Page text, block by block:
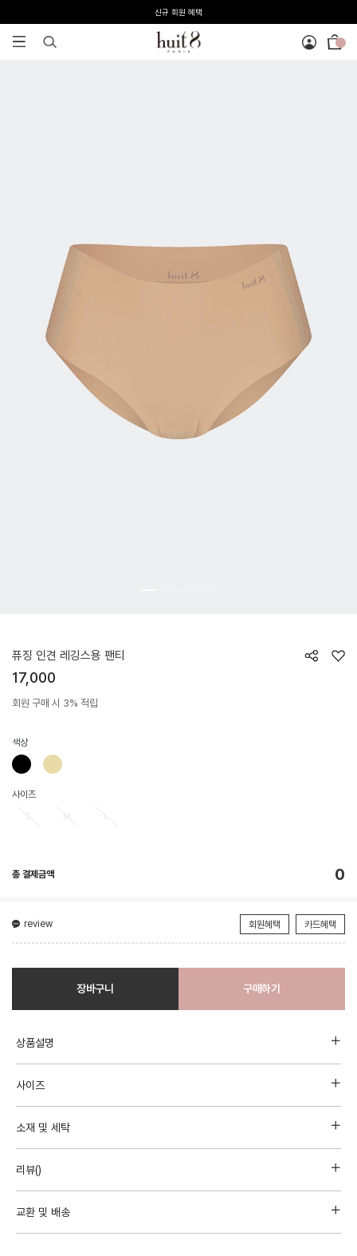
전 회원 무료배송 / 1회 사이즈 교환 무료
퓨징 인견 레깅스용 팬티
17,000
회원 구매 시 3% 적립
색상
사이즈
총 결제금액 0
review 회원혜택 카드혜택
장바구니 구매하기
상품설명
사이즈
소재 및 세탁
리뷰()
교환 및 배송